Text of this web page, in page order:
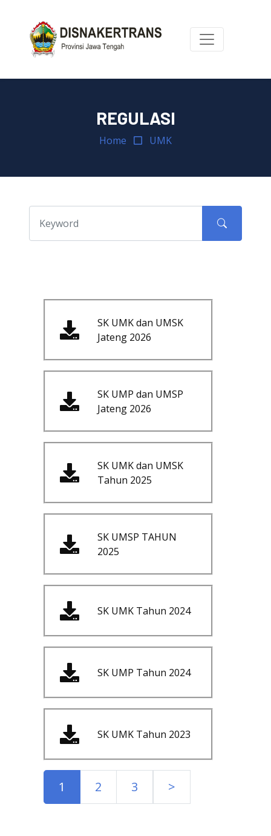
REGULASI
Home UMK
SK UMK dan UMSK
Jateng 2026
SK UMP dan UMSP
Jateng 2026
SK UMK dan UMSK
Tahun 2025
SK UMSP TAHUN
2025
SK UMK Tahun 2024
SK UMP Tahun 2024
SK UMK Tahun 2023
1 2 3 >